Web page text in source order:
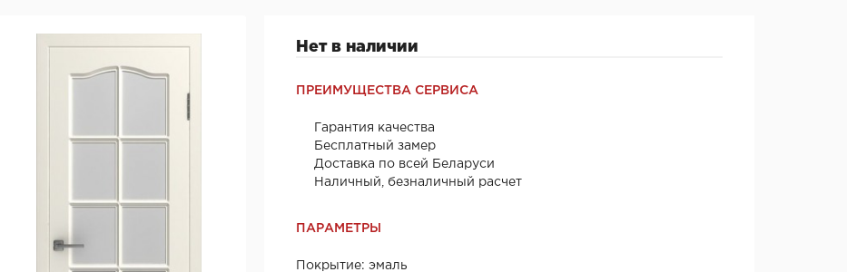
Нет в наличии
ПРЕИМУЩЕСТВА СЕРВИСА
Гарантия качества
Бесплатный замер
Доставка по всей Беларуси
Наличный, безналичный расчет
ПАРАМЕТРЫ
Покрытие: эмаль